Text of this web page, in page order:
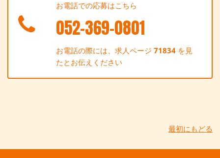
お電話での応募はこちら
052-369-0801
お電話の際には、求人ページ71834 を見
たとお伝えください
最初にもどる